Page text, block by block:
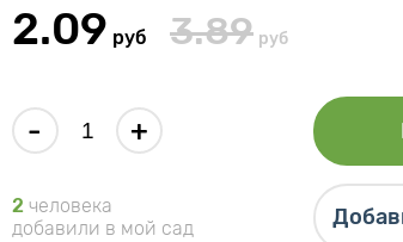
2.09 руб 3.89 руб
- +
2 человека
добавили в мой сад